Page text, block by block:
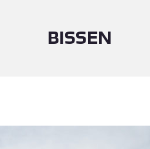
BISSEN